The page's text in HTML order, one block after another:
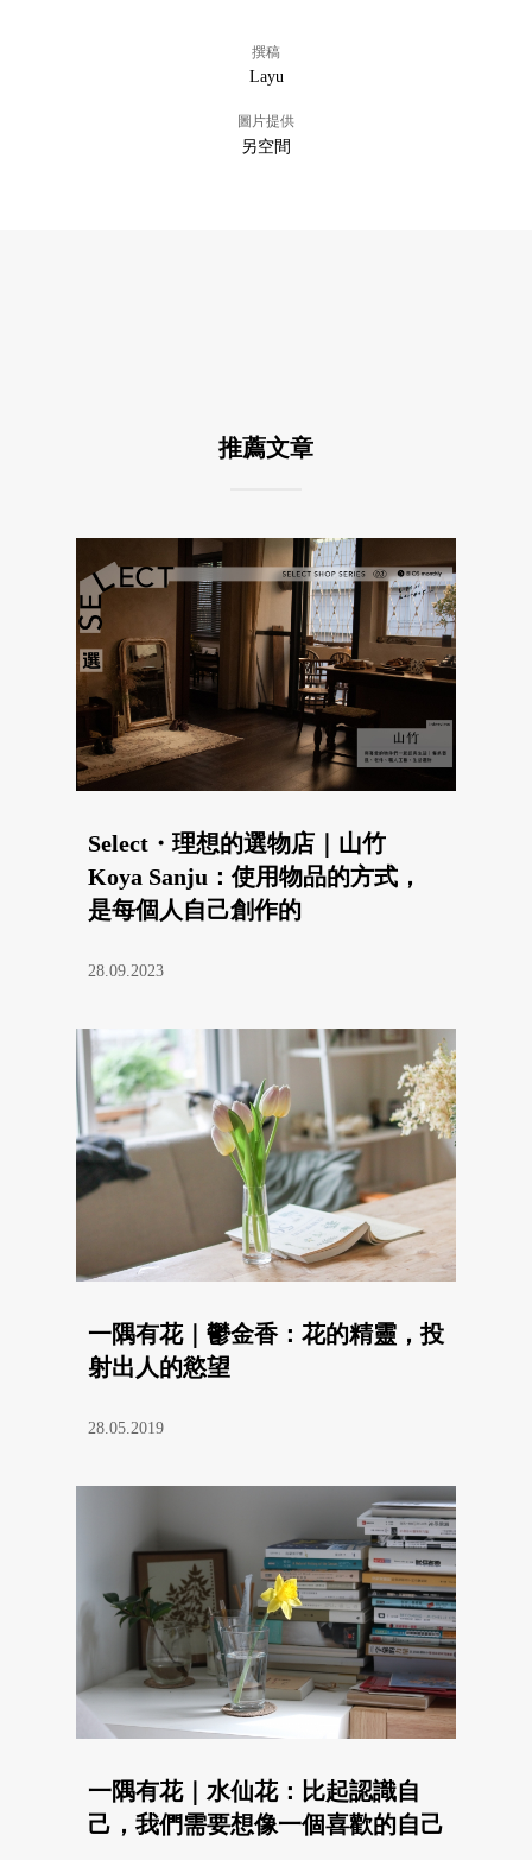
撰稿
Layu
圖片提供
另空間
推薦文章
Select・理想的選物店｜山竹
Koya Sanju：使用物品的方式，
是每個人自己創作的
28.09.2023
一隅有花｜鬱金香：花的精靈，投
射出人的慾望
28.05.2019
一隅有花｜水仙花：比起認識自
己，我們需要想像一個喜歡的自己